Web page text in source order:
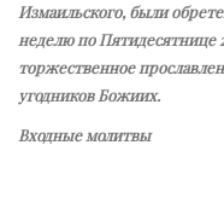
Измаильского, были
неделю по Пятидесятнице
торжественное
угодников Божиих.
Входные молитвы